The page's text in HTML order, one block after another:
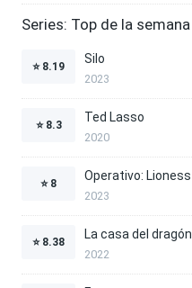
Series: Top de la semana
⭐ 8.19
Silo
2023
⭐ 8.3
Ted Lasso
2020
⭐ 8
Operativo: Lioness
2023
⭐ 8.38
La casa del dragón
2022